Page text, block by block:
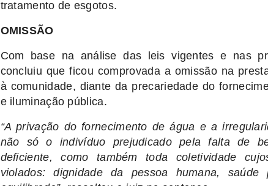
tratamento de esgotos.
OMISSÃO
Com base na análise das leis vigentes e nas
concluiu que ficou comprovada a omissão na
à comunidade, diante da precariedade do
e iluminação pública.
“A privação do fornecimento de água e a
não só o indivíduo prejudicado pela falta de
deficiente, como também toda coletividade
violados: dignidade da pessoa humana, saúde